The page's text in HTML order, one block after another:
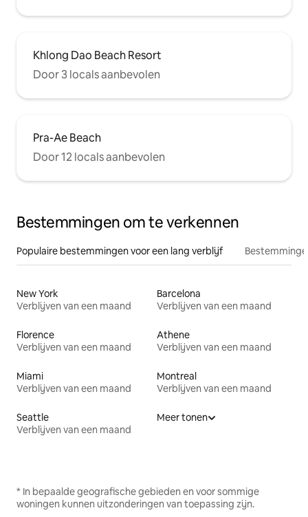
Khlong Dao Beach Resort
Door 3 locals aanbevolen
Pra-Ae Beach
Door 12 locals aanbevolen
Bestemmingen om te verkennen
Populaire bestemmingen voor een lang verblijf
New York
Verblijven van een maand
Barcelona
Verblijven van een maand
Florence
Verblijven van een maand
Athene
Verblijven van een maand
Miami
Verblijven van een maand
Montreal
Verblijven van een maand
Seattle
Verblijven van een maand
Meer tonen
* In bepaalde geografische gebieden en voor sommige
woningen kunnen uitzonderingen van toepassing zijn.